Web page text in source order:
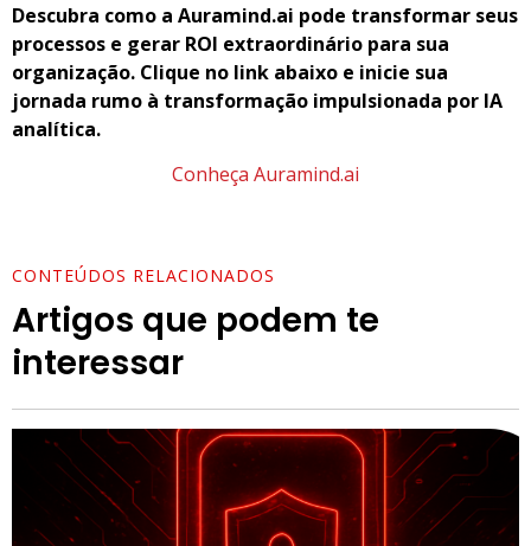
Descubra como a Auramind.ai pode transformar seus
processos e gerar ROI extraordinário para sua
organização. Clique no link abaixo e inicie sua
jornada rumo à transformação impulsionada por IA
analítica.
Conheça Auramind.ai
CONTEÚDOS RELACIONADOS
Artigos que podem te
interessar